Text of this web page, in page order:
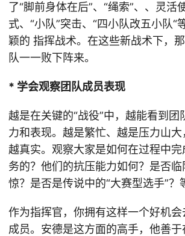
了“脚前身体在后”、“绳索”、、灵活
式、“小队”突击、“四小队改五小队“
颖的 指挥战术。在这些新战术下，
队一一败下阵来。
* 学会观察团队成员表现
越是在关键的“战役”中，越能看到团
力和表现。越是繁忙、越是压力山
越真实。观察大家是如何在过程中
务的？他们的抗压能力如何？是否
惊？是否是传说中的“大赛型选手”？
作为指挥官，你拥有这样一个好机会
成员。安德是这方面的高手，他善